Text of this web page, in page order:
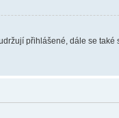
přihlášené, dále se